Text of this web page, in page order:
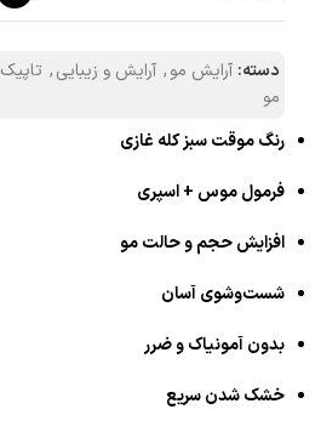
دسته: آرایش مو, آرایش و زیبایی, تاپیک
مو
رنگ موقت سبز کله غازی
فرمول موس + اسپری
افزایش حجم و حالت مو
شست‌وشوی آسان
بدون آمونیاک و ضرر
خشک شدن سریع